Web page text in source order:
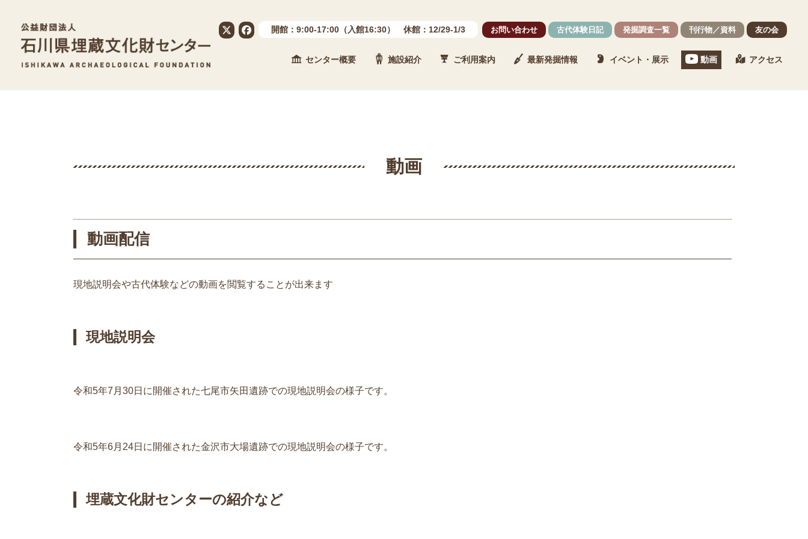
公益財団法人 石川県埋蔵文化財センター
開館：9:00-17:00（入館16:30） 休館：12/29-1/3 お問い合わせ 古代体験日記 発掘調査一覧 刊行物／資料 友の会
センター概要 施設紹介 ご利用案内 最新発掘情報 イベント・展示 動画 アクセス
動画
動画配信
現地説明会や古代体験などの動画を閲覧することが出来ます
現地説明会
令和5年7月30日に開催された七尾市矢田遺跡での現地説明会の様子です。
令和5年6月24日に開催された金沢市大場遺跡での現地説明会の様子です。
埋蔵文化財センターの紹介など